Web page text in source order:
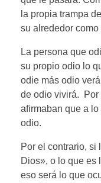
la propia trampa
su alrededor
La persona que
su propio odio lo
odie más odio
de odio vivirá. Por
afirmaban que a lo
odio.
Por el contrario, si
Dios», o lo que es
eso será lo que